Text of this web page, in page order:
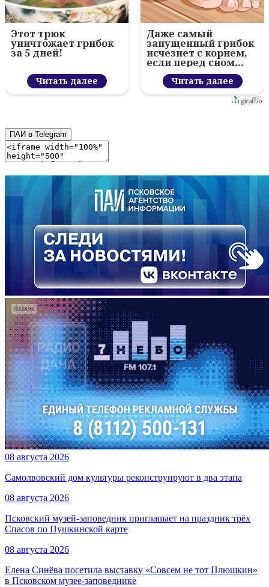
Этот трюк
уничтожает грибок
за 5 дней!
Читать далее
Даже самый
запущенный грибок
исчезнет с корнем,
если перед сном…
Читать далее
ПАИ в Telegram
08 августа 2026
Самолвовский дом культуры реконструируют в два этапа
08 августа 2026
Псковский музей-заповедник приглашает на праздник трёх
Спасов по Пушкинской карте
08 августа 2026
Елена Синёва посетила выставку «Совсем не тот Плюшкин»
в Псковском музее-заповеднике